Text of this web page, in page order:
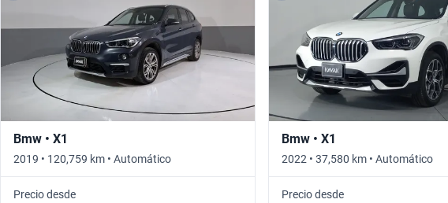
Bmw • X1
2019 • 120,759 km • Automático
Precio desde
Bmw • X1
2022 • 37,580 km • Automático
Precio desde